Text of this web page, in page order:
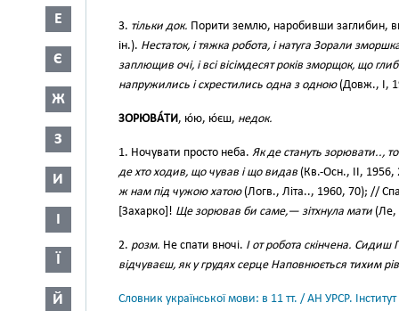
Е
Є
Ж
З
И
І
Ї
Й
3. тільки док. Порити землю, наробивши заглибин,
ін.). Нестаток, і тяжка робота, і натуга Зорали
заплющив очі, і всі вісімдесят років зморщок, що
напружились і схрестились одна з одною(Довж., І,
ЗОРЮВА́ТИ, ю́ю, ю́єш, недок.
1. Ночувати просто неба. Як де стануть зорювати..,
де хто ходив, що чував і що видав (Кв.-Осн., II,
ж нам під чужою хатою(Логв., Літа.., 1960, 70); //
[Захарко]! Ще зорював би саме,— зітхнула мати (Ле,
2. розм. Не спати вночі. І от робота скінчена.
відчуваєш, як у грудях серце Наповнюється тихим
Словник української мови: в 11 тт. / АН УРСР.